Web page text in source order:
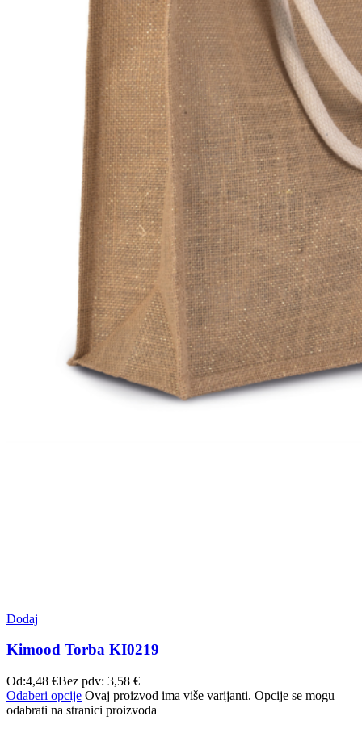
Dodaj
Kimood Torba KI0219
Od:4,48 €Bez pdv: 3,58 €
Odaberi opcije Ovaj proizvod ima više varijanti. Opcije se mogu
odabrati na stranici proizvoda